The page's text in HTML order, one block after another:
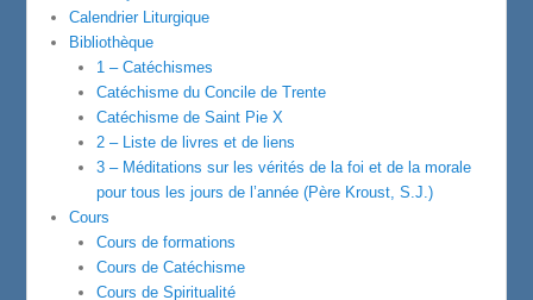
Calendrier Liturgique
Bibliothèque
1 – Catéchismes
Catéchisme du Concile de Trente
Catéchisme de Saint Pie X
2 – Liste de livres et de liens
3 – Méditations sur les vérités de la foi et de la morale
pour tous les jours de l’année (Père Kroust, S.J.)
Cours
Cours de formations
Cours de Catéchisme
Cours de Spiritualité